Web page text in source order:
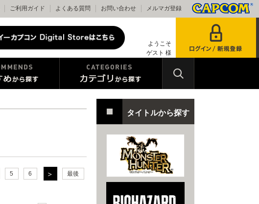
ご利用ガイド よくある質問 お問い合わせ メルマガ登録
ようこそ
ゲスト 様
5 6 最後
タイトルから探す